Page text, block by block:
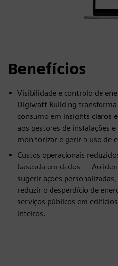
Benefícios
Visibilidade e controlo de
Digiwatt Building transforma
consumo em insights claros
aos gestores de instalações
monitorizar e gerir o uso de
Custos operacionais
baseada em dados — Ao
sugerir ações
reduzir o desperdício de
serviços públicos em
inteiros.